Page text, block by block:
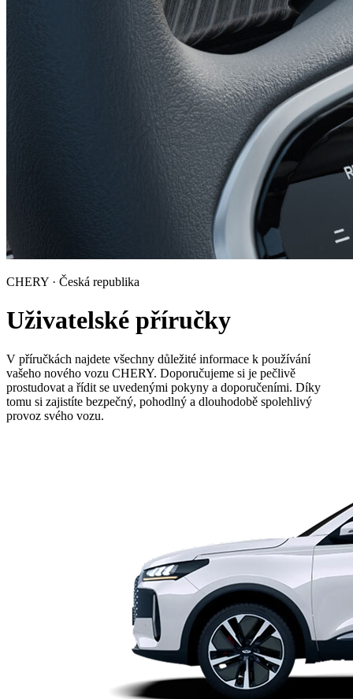
CHERY · Česká republika
Uživatelské příručky
V příručkách najdete všechny důležité informace k používání
vašeho nového vozu CHERY. Doporučujeme si je pečlivě
prostudovat a řídit se uvedenými pokyny a doporučeními. Díky
tomu si zajistíte bezpečný, pohodlný a dlouhodobě spolehlivý
provoz svého vozu.